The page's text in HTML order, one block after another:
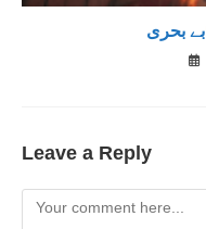
بے بحری
Leave a Reply
Comment